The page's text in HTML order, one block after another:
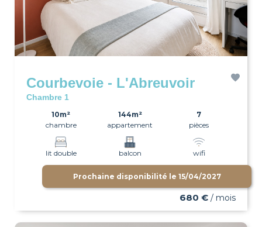
Courbevoie - L'Abreuvoir
Chambre 1
10m²
chambre
144m²
appartement
7
pièces
lit double balcon wifi
Prochaine disponibilité le 15/04/2027
680 € / mois